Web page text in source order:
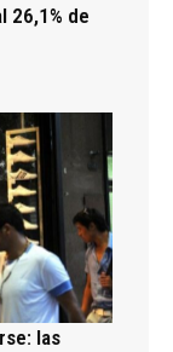
26,1% de
las